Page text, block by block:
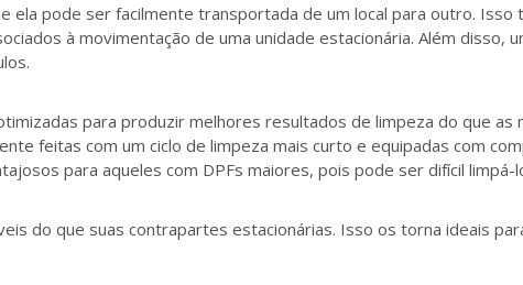
ela pode ser facilmente transportada de um local para outro.
à movimentação de uma unidade estacionária. Além disso,
para produzir melhores resultados de limpeza do que
feitas com um ciclo de limpeza mais curto e equipadas com
para aqueles com DPFs maiores, pois pode ser difícil
do que suas contrapartes estacionárias. Isso os torna ideais